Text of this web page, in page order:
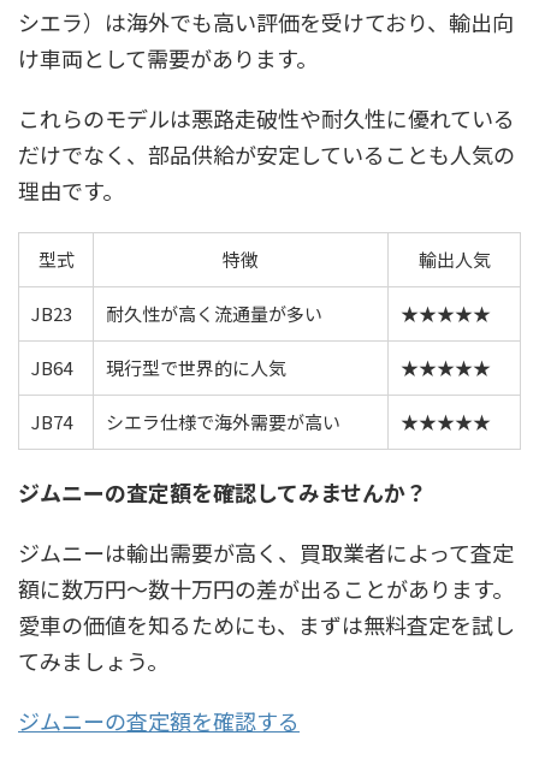
シエラ）は海外でも高い評価を受けており、輸出向
け車両として需要があります。
これらのモデルは悪路走破性や耐久性に優れている
だけでなく、部品供給が安定していることも人気の
理由です。
型式 特徴 輸出人気
JB23 耐久性が高く流通量が多い ★★★★★
JB64 現行型で世界的に人気 ★★★★★
JB74 シエラ仕様で海外需要が高い ★★★★★
ジムニーの査定額を確認してみませんか？
ジムニーは輸出需要が高く、買取業者によって査定
額に数万円〜数十万円の差が出ることがあります。
愛車の価値を知るためにも、まずは無料査定を試し
てみましょう。
ジムニーの査定額を確認する